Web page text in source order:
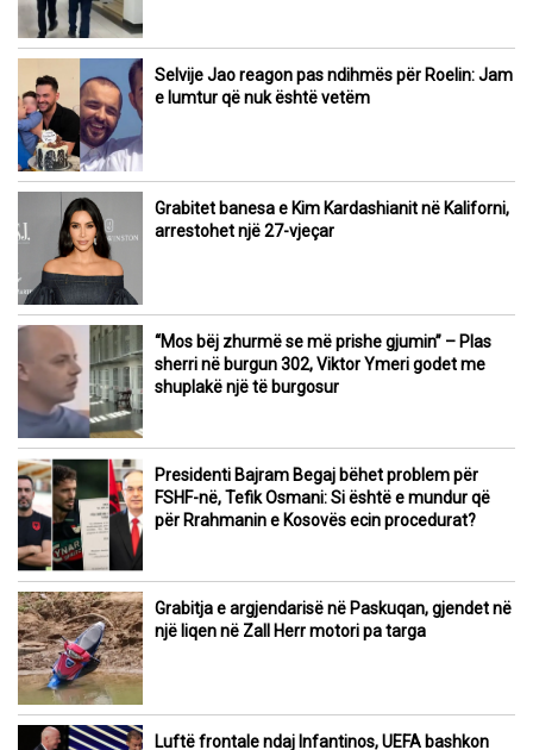
Selvije Jao reagon pas ndihmës për Roelin: Jam
e lumtur që nuk është vetëm
Grabitet banesa e Kim Kardashianit në Kaliforni,
arrestohet një 27-vjeçar
“Mos bëj zhurmë se më prishe gjumin” – Plas
sherri në burgun 302, Viktor Ymeri godet me
shuplakë një të burgosur
Presidenti Bajram Begaj bëhet problem për
FSHF-në, Tefik Osmani: Si është e mundur që
për Rrahmanin e Kosovës ecin procedurat?
Grabitja e argjendarisë në Paskuqan, gjendet në
një liqen në Zall Herr motori pa targa
Luftë frontale ndaj Infantinos, UEFA bashkon